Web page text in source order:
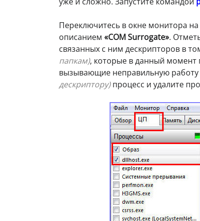
Переключитесь в окне монитора на
описанием «COM Surrogate».
связанных с ним дескрипторов в
папкам), которые в данный момент
вызывающие неправильную работу
дескриптору)процесс и удалите